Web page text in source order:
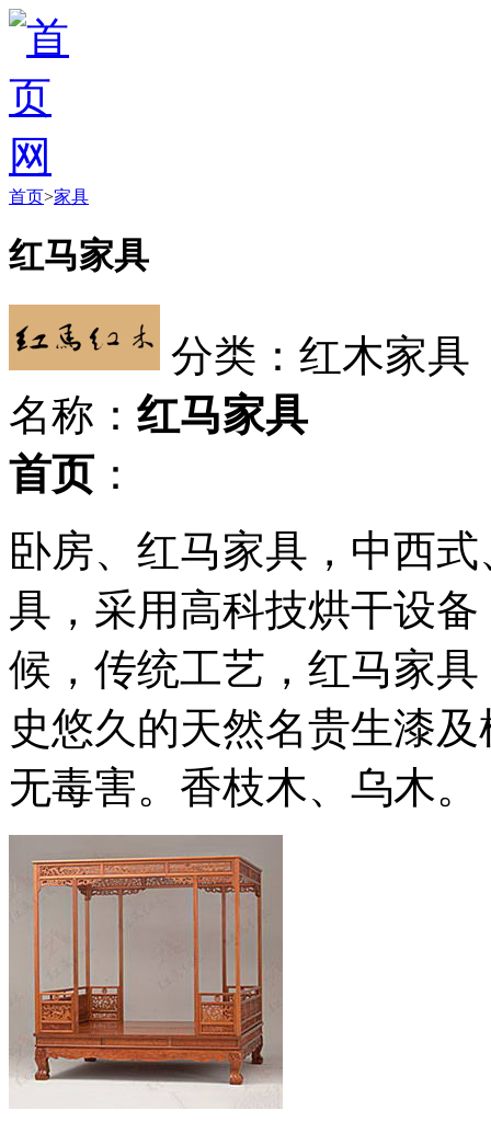
首页>家具
红马家具
分类：红木家具
名称： 红马家具
首页 ：
卧房、红马家具，中西
具，采用高科技烘干设
候，传统工艺，红马家
史悠久的天然名贵生漆
无毒害。香枝木、乌木。